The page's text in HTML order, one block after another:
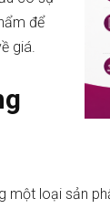
để
giá.
một loại sản